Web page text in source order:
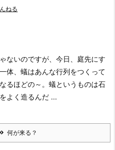
ねる
ないのですが、今日、庭先にす
体、蟻はあんな行列をつくって
るほどの～。蟻というものは石
よく造るんだ ...
何が来る？